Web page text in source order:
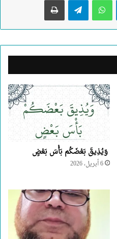
وَيُذِيقَ بَعْضَكُم بَأْسَ بَعْضٍ
6 أبريل، 2026